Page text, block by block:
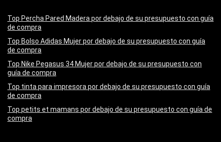
Top Percha Pared Madera por debajo de su presupuesto con guía
de compra
Top Bolso Adidas Mujer por debajo de su presupuesto con guía
de compra
Top Nike Pegasus 34 Mujer por debajo de su presupuesto con
guía de compra
Top tinta para impresora por debajo de su presupuesto con guía
de compra
Top petits et mamans por debajo de su presupuesto con guía de
compra